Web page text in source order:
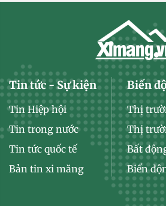
Tin tức - Sự kiện
Tin Hiệp hội
Tin trong nước
Tin tức quốc tế
Bản tin xi măng
Biến
Thị
Thị
Bất
Biến